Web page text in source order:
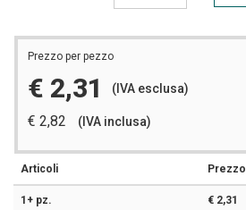
Prezzo per pezzo
€ 2,31 (IVA esclusa)
€ 2,82 (IVA inclusa)
Articoli Prezzo
1+ pz. € 2,31